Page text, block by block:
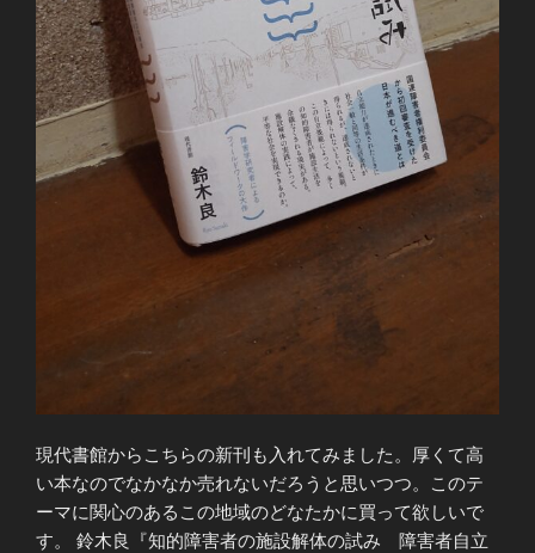
現代書館からこちらの新刊も入れてみました。厚くて高
い本なのでなかなか売れないだろうと思いつつ。このテ
ーマに関心のあるこの地域のどなたかに買って欲しいで
す。 鈴木良『知的障害者の施設解体の試み 障害者自立